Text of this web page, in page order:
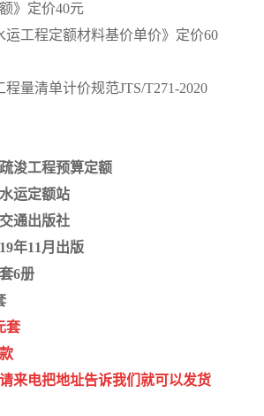
》定价40元
运工程定额材料基价单价》定价60
量清单计价规范JTS/T271-2020
浚工程预算定额
运定额站
通出版社
年11月出版
6册
套
来电把地址告诉我们就可以发货